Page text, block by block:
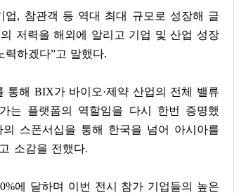
업, 참관객 등 역대 최대 규모로 성장해 글
저력을 해외에 알리고 기업 및 산업 성장
력하겠다”고 말했다.
통해 BIX가 바이오·제약 산업의 전체 밸류
는 플랫폼의 역할임을 다시 한번 증명했
의 스폰서십을 통해 한국을 넘어 아시아를
고 소감을 전했다.
에 달하며 이번 전시 참가 기업들의 높은